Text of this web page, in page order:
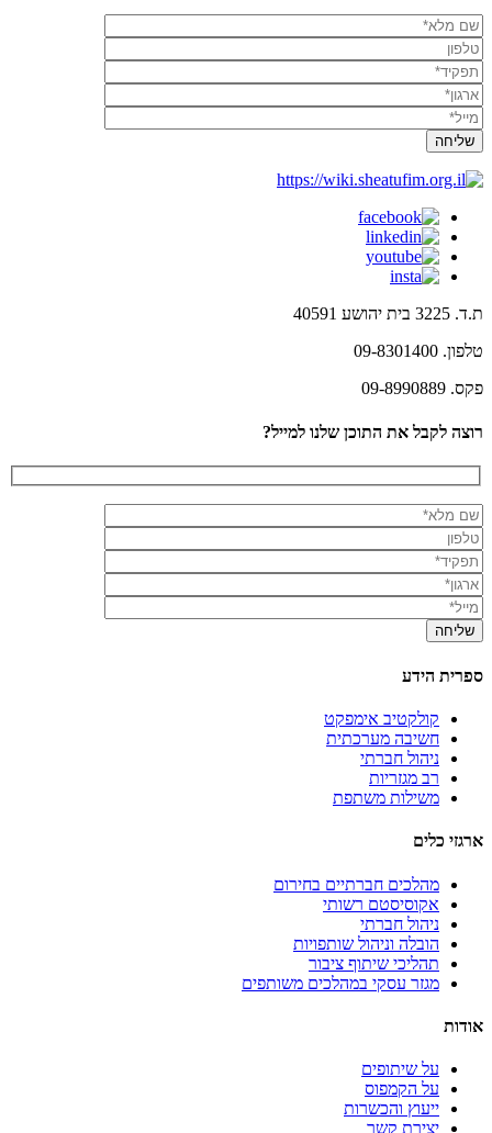
ת.ד. 3225 בית יהושע 40591
טלפון. 09-8301400
פקס. 09-8990889
רוצה לקבל את התוכן שלנו למייל?
ספרית הידע
קולקטיב אימפקט
חשיבה מערכתית
ניהול חברתי
רב מגזריות
משילות משתפת
ארגזי כלים
מהלכים חברתיים בחירום
אקוסיסטם רשותי
ניהול חברתי
הובלה וניהול שותפויות
תהליכי שיתוף ציבור
מגזר עסקי במהלכים משותפים
אודות
על שיתופים
על הקמפוס
ייעוץ והכשרות
יצירת קשר